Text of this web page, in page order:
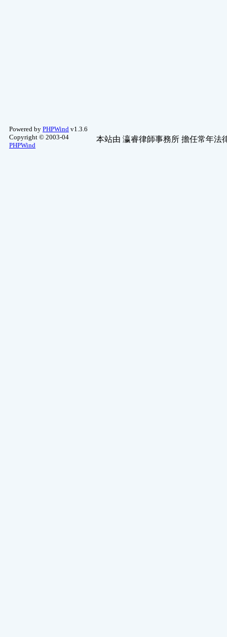
Powered by PHPWind v1.3.6
Copyright © 2003-04
PHPWind
本站由 瀛睿律師事務所 擔任常年法